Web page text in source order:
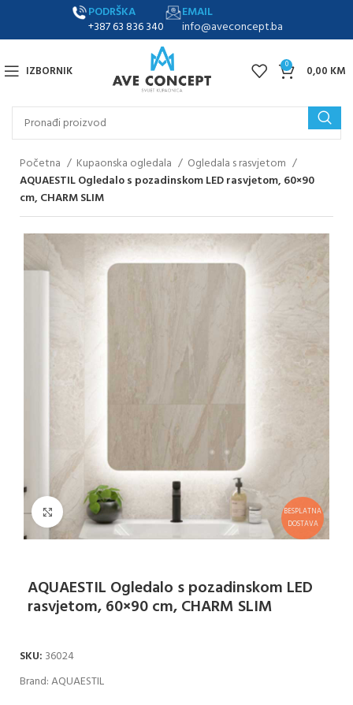
PODRŠKA
+387 63 836 340
EMAIL
info@aveconcept.ba
IZBORNIK 0 0,00 KM
Početna Kupaonska ogledala
Ogledala s rasvjetom
AQUAESTIL Ogledalo s pozadinskom LED rasvjetom, 60×90
cm, CHARM SLIM
BESPLATNA
DOSTAVA
Klikni za uvećanje
AQUAESTIL Ogledalo s pozadinskom LED
rasvjetom, 60×90 cm, CHARM SLIM
SKU: 36024
Brand:AQUAESTIL